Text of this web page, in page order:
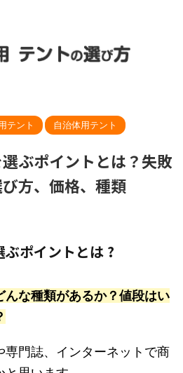
テント 自治体用テント
ぶポイントとは？失敗
方、価格、種類
ポイントとは ?
んな種類があるか？値段はい
専門誌、インターネットで商